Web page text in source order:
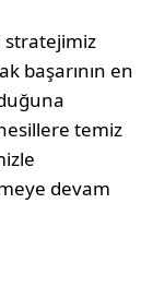
stratejimiz
başarının en
temiz
devam